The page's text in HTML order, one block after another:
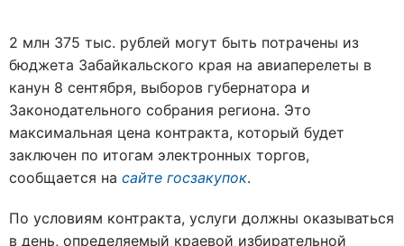
2 млн 375 тыс. рублей могут быть потрачены из
бюджета Забайкальского края на авиаперелеты в
канун 8 сентября, выборов губернатора и
Законодательного собрания региона. Это
максимальная цена контракта, который будет
заключен по итогам электронных торгов,
сообщается на сайте госзакупок.
По условиям контракта, услуги должны оказываться
в день, определяемый краевой избирательной